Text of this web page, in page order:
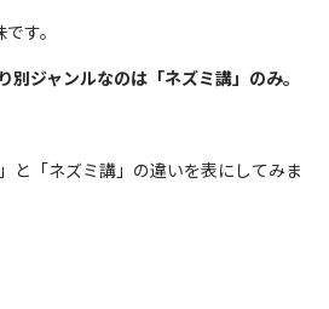
す。
別ジャンルなのは「ネズミ講」のみ。
と「ネズミ講」の違いを表にしてみま